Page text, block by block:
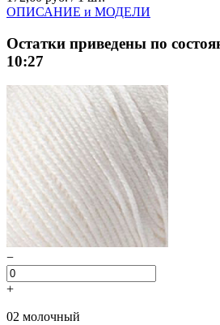
ОПИСАНИЕ и МОДЕЛИ
Остатки приведены по
10:27
−
+
02 молочный